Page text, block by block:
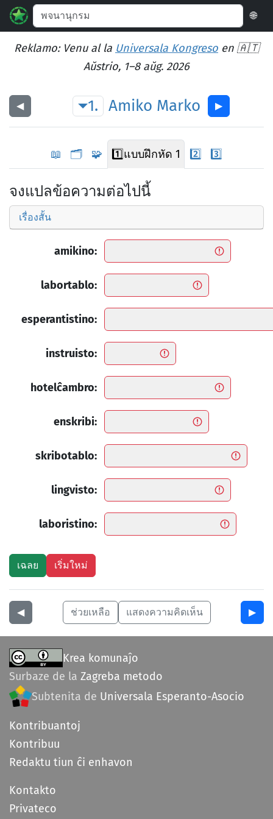
🌐
Reklamo: Venu al la Universala Kongreso en 🇦🇹
Aŭstrio, 1–8 aŭg. 2026
◀︎ 1. Amiko Marko ▶︎
📖 🗂️ 🧩 1️⃣แบบฝึกหัด 1 2️⃣ 3️⃣
จงแปลข้อความต่อไปนี้
เรื่องสั้น
amikino:
labortablo:
esperantistino:
instruisto:
hotelĉambro:
enskribi:
skribotablo:
lingvisto:
laboristino:
◀︎ ช่วยเหลือ แสดงความคิดเห็น ▶︎
Krea komunaĵo
Surbaze de la Zagreba metodo
Subtenita de Universala Esperanto-Asocio
Kontribuantoj
Kontribuu
Redaktu tiun ĉi enhavon
Kontakto
Privateco